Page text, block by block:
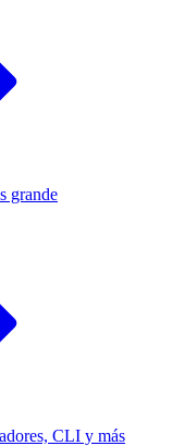
grande
CLI y más